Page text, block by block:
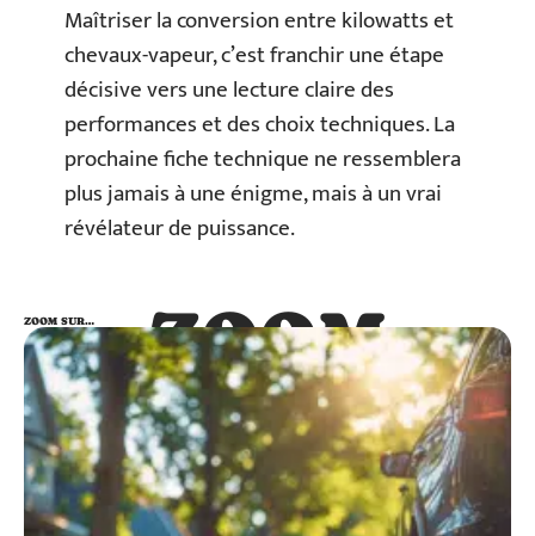
Maîtriser la conversion entre kilowatts et
chevaux-vapeur, c’est franchir une étape
décisive vers une lecture claire des
performances et des choix techniques. La
prochaine fiche technique ne ressemblera
plus jamais à une énigme, mais à un vrai
révélateur de puissance.
ZOOM
SUR…
ZOOM SUR…